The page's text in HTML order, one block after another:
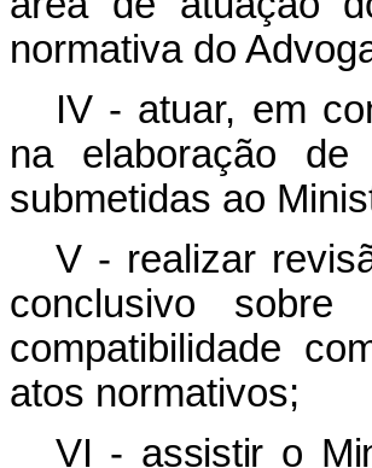
normativa do
IV - atuar, em
na elaboração
submetidas ao
V - realizar
conclusivo
compatibilidade
atos normativos;
VI - assistir o